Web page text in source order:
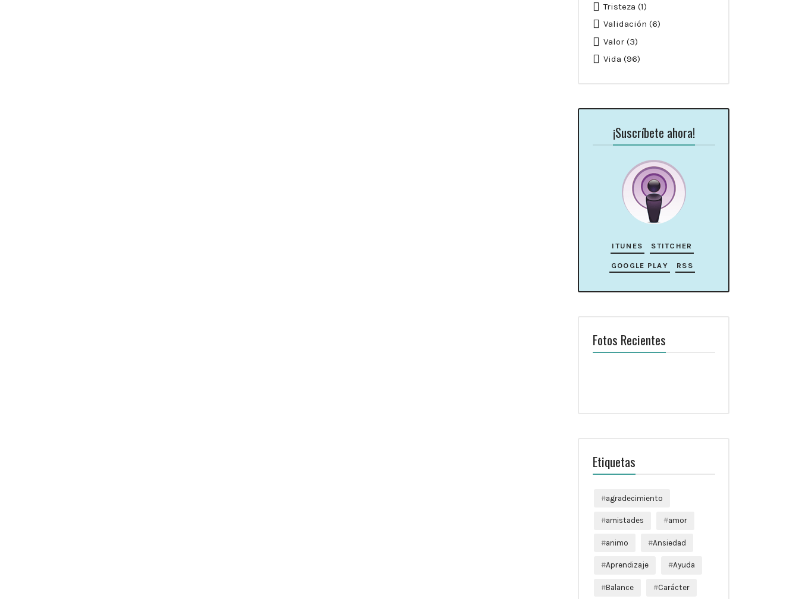
Tristeza (1)
Validación (6)
Valor(3)
Vida (96)
¡Suscríbete ahora!
ITUNES STITCHER
GOOGLE PLAY RSS
Fotos Recientes
Etiquetas
agradecimiento
amistades amor
animo Ansiedad
Aprendizaje Ayuda
Balance Carácter